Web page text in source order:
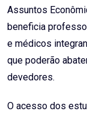
Assuntos
beneficia
e médicos
que poderão
devedores.
O acesso dos